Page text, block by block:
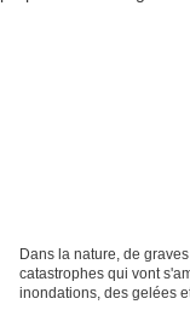
Dans la nature, de
catastrophes qui vont
inondations, des gelées